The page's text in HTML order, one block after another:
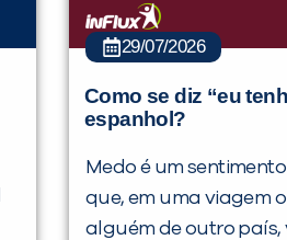
29/07/2026
Como se diz “eu
espanhol?
Medo é um
que, em uma viagem
alguém de outro país,